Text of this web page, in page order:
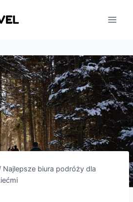
Najlepsze biura podróży dla